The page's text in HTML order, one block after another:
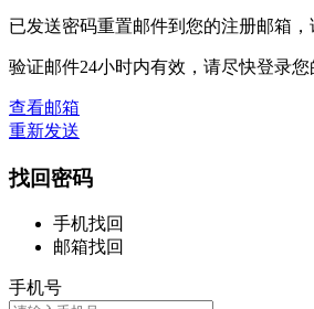
已发送密码重置邮件到您的注册邮箱
验证邮件24小时内有效，请尽快登录
查看邮箱
重新发送
找回密码
手机找回
邮箱找回
手机号